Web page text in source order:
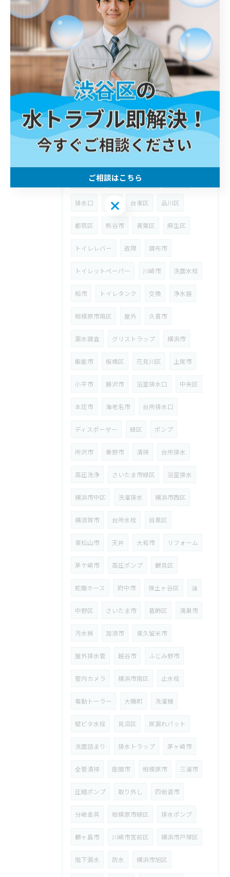
町田市 武蔵野市 ウォシュレット
高津区 給水管 宮前区 浴室水栓
杉並区 浴室 エプロン 立川市
墨田区 稲城市 原因不明
朝霞市 洗濯 新宿区 草加市
給湯管 あきる野市
東村山市 さいたま市北区
排水口 逆流 台東区 品川区
都筑区 熊谷市 青葉区 麻生区
トイレレバー 故障 調布市
トイレットペーパー 川崎市 洗面水栓
柏市 トイレタンク 交換 浄水器
相模原市南区 屋外 久喜市
漏水調査 グリストラップ 横浜市
飯能市 板橋区 花見川区 上尾市
小平市 藤沢市 浴室排水口 中央区
本庄市 海老名市 台所排水口
ディスポーザー 緑区 ポンプ
所沢市 秦野市 清掃 台所排水
高圧洗浄 さいたま市緑区 浴室排水
横浜市中区 洗濯排水 横浜市西区
横須賀市 台所水栓 目黒区
東松山市 天井 大和市 リフォーム
茅ケ崎市 高圧ポンプ 鶴見区
蛇腹ホース 府中市 保土ヶ谷区 油
中野区 さいたま市 葛飾区 鴻巣市
汚水桝 加須市 東久留米市
屋外排水管 越谷市 ふじみ野市
管内カメラ 横浜市南区 止水栓
電動トーラー 大磯町 洗濯機
壁ピタ水栓 見沼区 尿漏れパット
洗面詰まり 排水トラップ 茅ヶ崎市
全管清掃 座間市 相模原市 三浦市
圧縮ポンプ 取り外し 四街道市
分岐金具 相模原市緑区 排水ポンプ
鶴ヶ島市 川崎市宮前区 横浜市戸塚区
階下漏水 防水 横浜市旭区
ご相談はこちら
ご相談はこちら